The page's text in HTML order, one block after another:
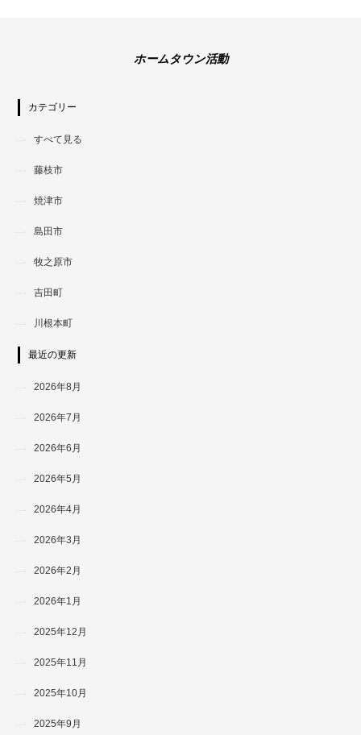
ホームタウン活動
カテゴリー
すべて見る
藤枝市
焼津市
島田市
牧之原市
吉田町
川根本町
最近の更新
2026年8月
2026年7月
2026年6月
2026年5月
2026年4月
2026年3月
2026年2月
2026年1月
2025年12月
2025年11月
2025年10月
2025年9月